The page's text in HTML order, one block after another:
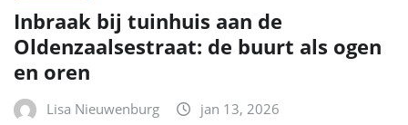
Inbraak bij tuinhuis aan de
Oldenzaalsestraat: de buurt als ogen
en oren
Lisa Nieuwenburg jan 13, 2026